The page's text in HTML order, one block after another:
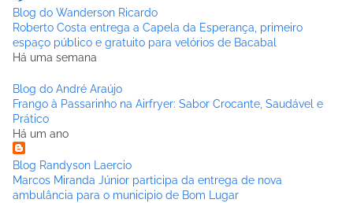
Blog do Wanderson Ricardo
Roberto Costa entrega a Capela da Esperança, primeiro
espaço público e gratuito para velórios de Bacabal
Há uma semana
Blog do André Araújo
Frango à Passarinho na Airfryer: Sabor Crocante, Saudável e
Prático
Há um ano
Blog Randyson Laercio
Marcos Miranda Júnior participa da entrega de nova
ambulância para o municipio de Bom Lugar